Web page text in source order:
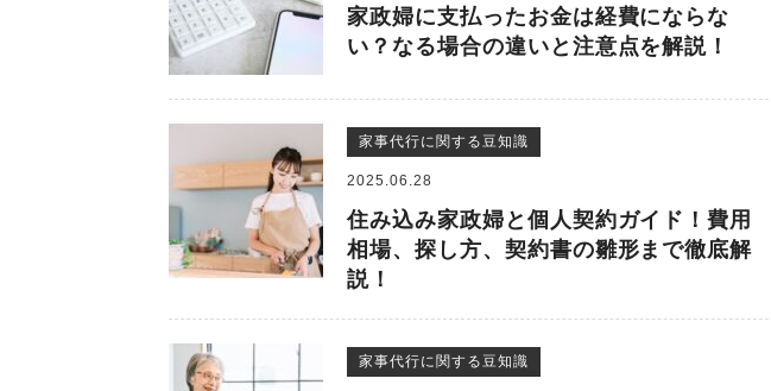
家政婦に支払ったお金は経費にならな
い？なる場合の違いと注意点を解説！
家事代行に関する豆知識
2025.06.28
住み込み家政婦と個人契約ガイド！費用
相場、探し方、契約書の雛形まで徹底解
説！
家事代行に関する豆知識